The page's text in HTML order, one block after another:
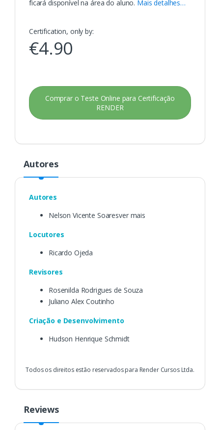
ficará disponível na área do aluno. Mais detalhes…
Certification, only by:
€4.90
Comprar o Teste Online para Certificação
RENDER
Autores
Autores
Nelson Vicente Soaresver mais
Locutores
Ricardo Ojeda
Revisores
Rosenilda Rodrigues de Souza
Juliano Alex Coutinho
Criação e Desenvolvimento
Hudson Henrique Schmidt
Todos os direitos estão reservados para Render Cursos Ltda.
Reviews